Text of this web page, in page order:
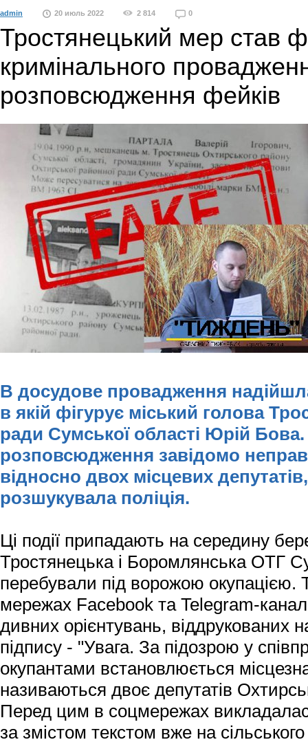
admin 20 июль 2022 2 814 0
Тростянецький мер став
кримінального
розповсюдження фейків
В досудове провадження
в якій фігурує міський голова
ради Сумської області Юрій
розповсюдження завідомо
відносно двох місцевих
розшукувала поліція.
Ці події припадають на середину
Тростянецька і Боромлянська ОТГ
перебували під ворожою окупацією.
мережах Facebook та Telegram-
дивних орієнтувань, віддрукованих
підпису - "Увага. За підозрою у
окупантами встановлюється
називаються двоє депутатів
Перед цим в соцмережах
за змістом текстом вже на